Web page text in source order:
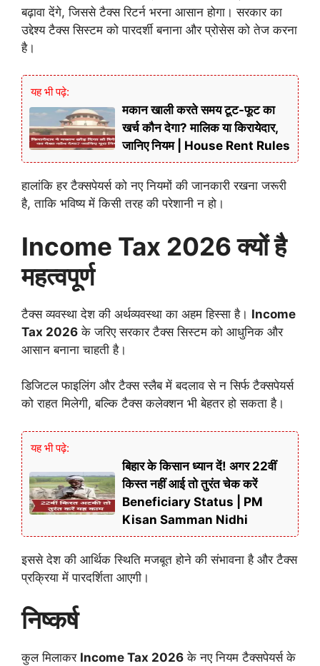
बढ़ावा देंगे, जिससे टैक्स रिटर्न भरना आसान होगा। सरकार का
उद्देश्य टैक्स सिस्टम को पारदर्शी बनाना और प्रोसेस को तेज करना
है।
यह भी पढ़े:
मकान खाली करते समय टूट-फूट का
खर्च कौन देगा? मालिक या किरायेदार,
जानिए नियम | House Rent Rules
हालांकि हर टैक्सपेयर्स को नए नियमों की जानकारी रखना जरूरी
है, ताकि भविष्य में किसी तरह की परेशानी न हो।
Income Tax 2026 क्यों है
महत्वपूर्ण
टैक्स व्यवस्था देश की अर्थव्यवस्था का अहम हिस्सा है। Income
Tax 2026 के जरिए सरकार टैक्स सिस्टम को आधुनिक और
आसान बनाना चाहती है।
डिजिटल फाइलिंग और टैक्स स्लैब में बदलाव से न सिर्फ टैक्सपेयर्स
को राहत मिलेगी, बल्कि टैक्स कलेक्शन भी बेहतर हो सकता है।
यह भी पढ़े:
बिहार के किसान ध्यान दें! अगर 22वीं
किस्त नहीं आई तो तुरंत चेक करें
Beneficiary Status | PM
Kisan Samman Nidhi
इससे देश की आर्थिक स्थिति मजबूत होने की संभावना है और टैक्स
प्रक्रिया में पारदर्शिता आएगी।
निष्कर्ष
कुल मिलाकर Income Tax 2026 के नए नियम टैक्सपेयर्स के